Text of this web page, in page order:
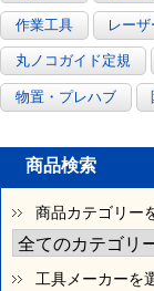
作業工具 レー
丸ノコガイド定規
物置・プレハブ
商品検索
商品カテゴリー
工具メーカーを